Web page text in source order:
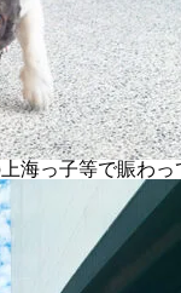
海っ子等で賑わっ